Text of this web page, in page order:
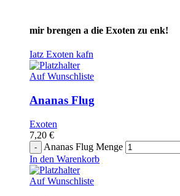
mir brengen a die Exoten zu enk!
Iatz Exoten kafn
Auf Wunschliste
Ananas Flug
Exoten
7,20 €
Ananas Flug Menge
In den Warenkorb
Auf Wunschliste